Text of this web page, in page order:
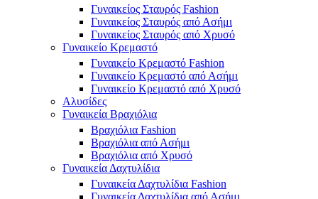
Γυναικείος Σταυρός Fashion
Γυναικείος Σταυρός από Ασήμι
Γυναικείος Σταυρός από Χρυσό
Γυναικείο Κρεμαστό
Γυναικείο Κρεμαστό Fashion
Γυναικείο Κρεμαστό από Ασήμι
Γυναικείο Κρεμαστό από Χρυσό
Αλυσίδες
Γυναικεία Βραχιόλια
Βραχιόλια Fashion
Βραχιόλια από Ασήμι
Βραχιόλια από Χρυσό
Γυναικεία Δαχτυλίδια
Γυναικεία Δαχτυλίδια Fashion
Γυναικεία Δαχτυλίδια από Ασήμι